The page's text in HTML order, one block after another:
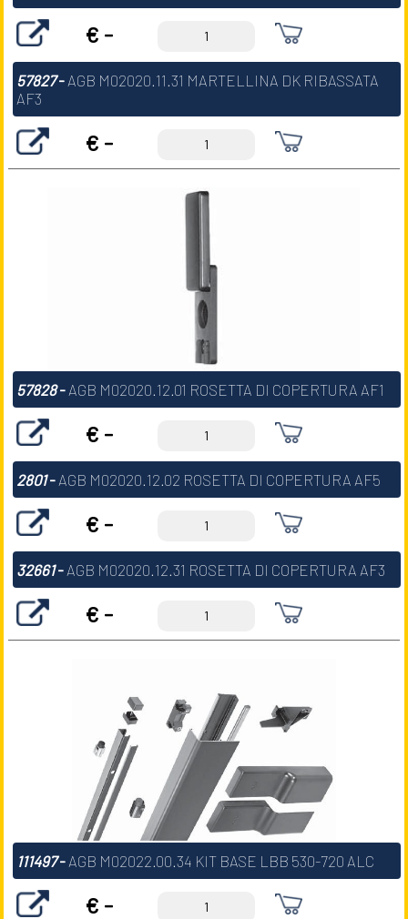
€ -
57827- AGB M02020.11.31 MARTELLINA DK RIBASSATA
AF3
€ -
57828- AGB M02020.12.01 ROSETTA DI COPERTURA AF1
€ -
2801- AGB M02020.12.02 ROSETTA DI COPERTURA AF5
€ -
32661- AGB M02020.12.31 ROSETTA DI COPERTURA AF3
€ -
111497- AGB M02022.00.34 KIT BASE LBB 530-720 ALC
€ -